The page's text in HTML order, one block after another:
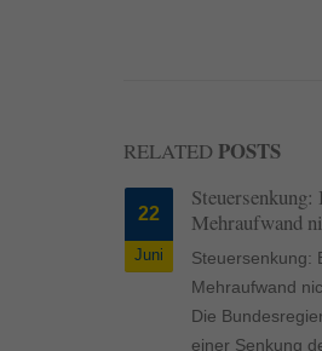
RELATED POSTS
22
Juni
Mehraufwand
Steuersenkung:
Mehraufwand
Die
einer Senkung